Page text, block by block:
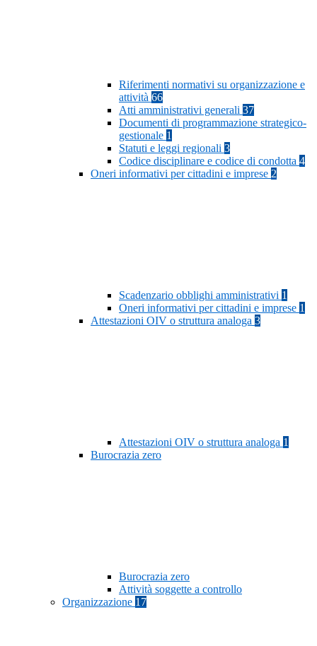
Riferimenti normativi su organizzazione e
attività 66
Atti amministrativi generali 37
Documenti di programmazione strategico-
gestionale 1
Statuti e leggi regionali 3
Codice disciplinare e codice di condotta 4
Oneri informativi per cittadini e imprese 2
Scadenzario obblighi amministrativi 1
Oneri informativi per cittadini e imprese 1
Attestazioni OIV o struttura analoga 3
Attestazioni OIV o struttura analoga 1
Burocrazia zero
Burocrazia zero
Attività soggette a controllo
Organizzazione 17